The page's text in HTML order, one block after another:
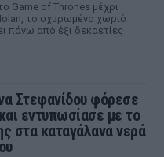
Game of Thrones μέχρι
το οχυρωμένο χωριό
πάνω από έξι δεκαετίες
Στεφανίδου φόρεσε
και εντυπωσίασε με το
στα καταγάλανα νερά